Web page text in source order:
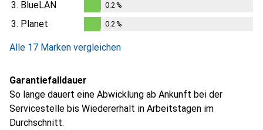
3. BlueLAN
0.2%
0.2 %
3. Planet 0.2 %
Alle 17 Marken vergleichen
Garantiefalldauer
So lange dauert eine Abwicklung ab Ankunft bei der
Servicestelle bis Wiedererhalt in Arbeitstagen im
Durchschnitt.